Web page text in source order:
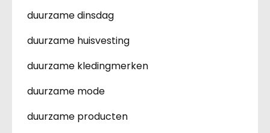
duurzame dinsdag
duurzame huisvesting
duurzame kledingmerken
duurzame mode
duurzame producten